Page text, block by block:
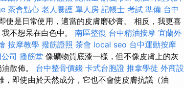
茶會點心 老人養護 單人房 記帳士 考試 準備 台中
使是日常使用，適當的皮膚磨砂膏。 相反，我更喜
不想呆在白色中。 南區整復 台中精油按摩 宜蘭外
按摩教學 撥筋證照 茶會 local seo 台中運動按摩
司 播筋堂 像礦物質底漆一樣，但不像皮膚上的灰
散佈。 台中整骨價錢 卡式台胞證 推拿學徒 外商設
即使由於天然成分，它也不會使皮膚抗議（油